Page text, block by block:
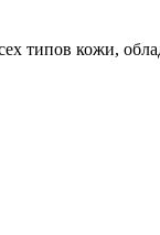
типов кожи,